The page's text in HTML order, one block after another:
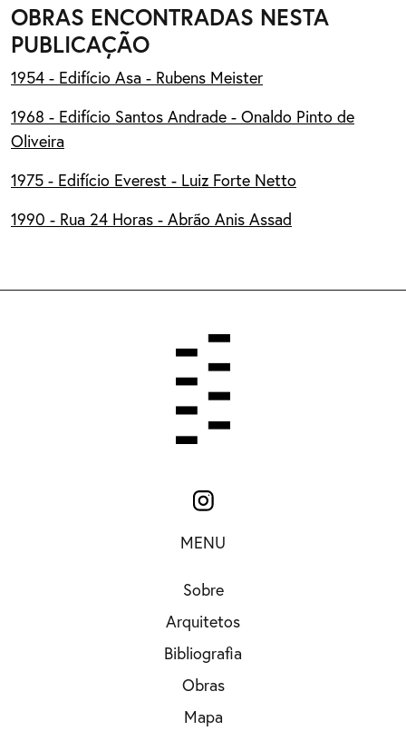
OBRAS ENCONTRADAS NESTA
PUBLICAÇÃO
1954 - Edifício Asa - Rubens Meister
1968 - Edifício Santos Andrade - Onaldo Pinto de
Oliveira
1975 - Edifício Everest - Luiz Forte Netto
1990 - Rua 24 Horas - Abrão Anis Assad
MENU
Sobre
Arquitetos
Bibliografia
Obras
Mapa